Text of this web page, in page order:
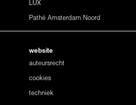
LUX
Pathé Amsterdam Noord
website
auteursrecht
cookies
techniek